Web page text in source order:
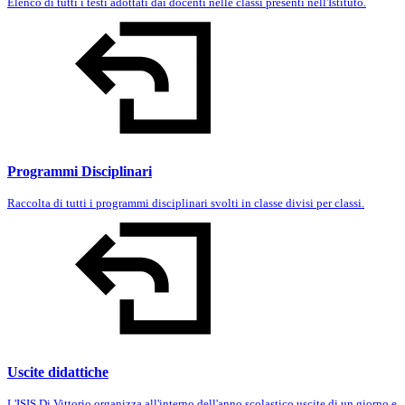
Programmi Disciplinari
Raccolta di tutti i programmi disciplinari svolti in classe divisi per classi.
Uscite didattiche